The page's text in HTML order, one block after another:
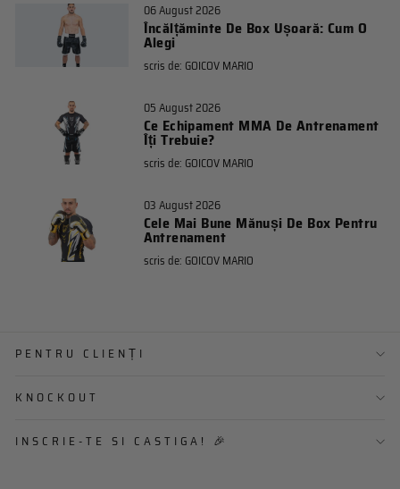
06 August 2026
Încălțăminte De Box Ușoară: Cum O
Alegi
scris de: GOICOV MARIO
05 August 2026
Ce Echipament MMA De Antrenament
Îți Trebuie?
scris de: GOICOV MARIO
03 August 2026
Cele Mai Bune Mănuși De Box Pentru
Antrenament
scris de: GOICOV MARIO
PENTRU CLIENȚI
KNOCKOUT
INSCRIE-TE SI CASTIGA! 🎉